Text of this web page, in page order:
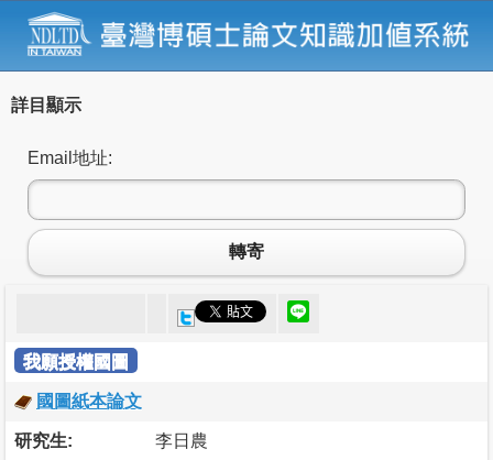
詳目顯示
Email地址:
轉寄
我願授權國圖
國圖紙本論文
研究生: 李日農